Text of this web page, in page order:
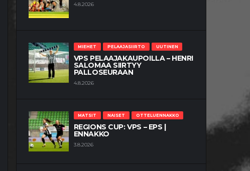
4.8.2026
MIEHET PELAAJASIIRTO UUTINEN
VPS PELAAJAKAUPOILLA – HENRI
SALOMAA SIIRTYY
PALLOSEURAAN
4.8.2026
MATSIT NAISET OTTELUENNAKKO
REGIONS CUP: VPS – EPS |
ENNAKKO
3.8.2026